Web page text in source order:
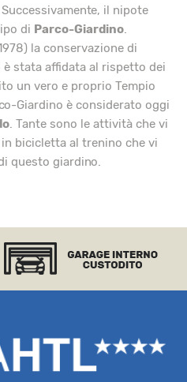
il nipote
di Parco-Giardino.
la conservazione di
stata affidata al rispetto dei
un vero e proprio Tempio
Giardino è considerato oggi
. Tante sono le attività che vi
bicicletta al trenino che vi
questo giardino.